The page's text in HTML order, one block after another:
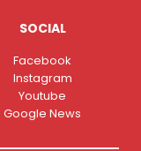
SOCIAL
Facebook
Instagram
Youtube
Google News